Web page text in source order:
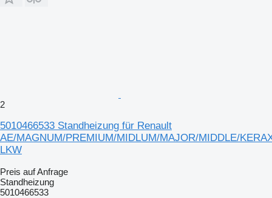
2
5010466533 Standheizung für Renault
AE/MAGNUM/PREMIUM/MIDLUM/MAJOR/MIDDLE/
LKW
Preis auf Anfrage
Standheizung
5010466533